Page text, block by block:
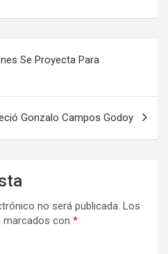
Se Proyecta Para
Gonzalo Campos Godoy
no será publicada. Los
con *